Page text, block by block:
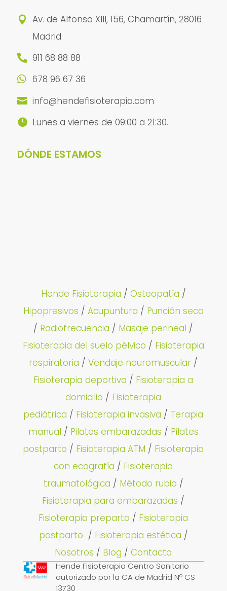

Av. de Alfonso XIII, 156, Chamartín, 28016
Madrid
 911 68 88 88
 678 96 67 36
 info@hendefisioterapia.com
 Lunes a viernes de 09:00 a 21:30.
DÓNDE ESTAMOS
Hende Fisioterapia / Osteopatía /
Hipopresivos / Acupuntura / Punción seca
/ Radiofrecuencia / Masaje perineal /
Fisioterapia del suelo pélvico / Fisioterapia
respiratoria /Vendaje neuromuscular /
Fisioterapia deportiva / Fisioterapia a
domicilio / Fisioterapia
pediátrica / Fisioterapia invasiva / Terapia
manual / Pilates embarazadas / Pilates
postparto / Fisioterapia ATM / Fisioterapia
con ecografía / Fisioterapia
traumatológica / Método rubio /
Fisioterapia para embarazadas /
Fisioterapia preparto / Fisioterapia
postparto / Fisioterapia estética /
Nosotros / Blog /Contacto
Hende Fisioterapia Centro Sanitario
autorizado por la CA de Madrid Nº CS
13730